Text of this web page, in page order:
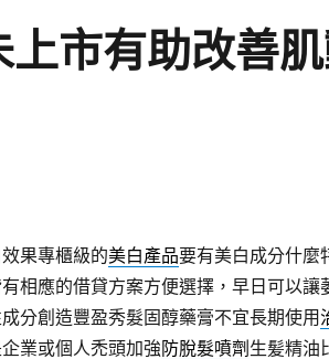
市有助改善
果專櫃級的美白產品要有美白成分什麼
相應的借貸方案方便選擇，早日可以讓
分創造豐盈秀髮固醇藥膏不宜長期使用
業或個人禿頭加強防脫髮噴劑 生髪精油